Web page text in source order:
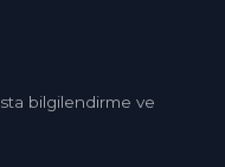
bilgilendirme ve